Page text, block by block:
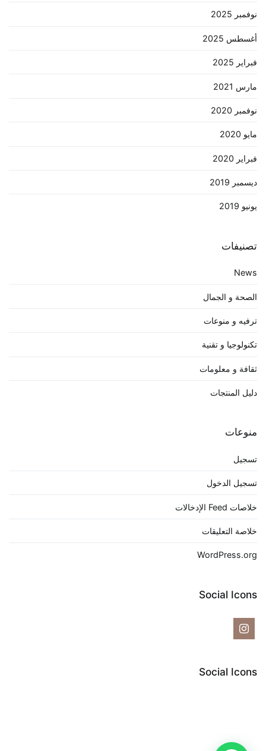
نوفمبر 2025
أغسطس 2025
فبراير 2025
مارس 2021
نوفمبر 2020
مايو 2020
فبراير 2020
ديسمبر 2019
يونيو 2019
تصنيفات
News
الصحة و الجمال
ترفيه و منوعات
تكنولوجيا و تقنية
ثقافة و معلومات
دليل المنتجات
منوعات
تسجيل
تسجيل الدخول
خلاصات Feed الإدخالات
خلاصة التعليقات
WordPress.org
Social Icons
Social Icons